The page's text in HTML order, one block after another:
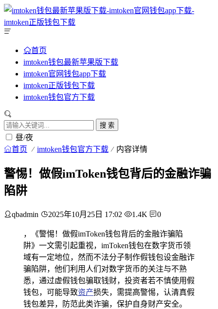
首页
imtoken钱包最新苹果版下载
imtoken官网钱包app下载
imtoken正版钱包下载
imtoken钱包官方下载
搜 索
昼/夜
首页 imtoken钱包官方下载 内容详情
警惕！做假imToken钱包背后的金融诈骗
陷阱
qbadmin 2025年10月25日 17:02 1.4K 0
，《警惕！做假imToken钱包背后的金融诈骗陷
阱》一文需引起重视，imToken钱包在数字货币领
域有一定地位，然而不法分子制作假钱包设金融诈
骗陷阱，他们利用人们对数字货币的关注与不熟
悉，通过虚假钱包骗取钱财，投资者若不慎使用假
钱包，可能导致资产损失，需提高警惕，认清真假
钱包差异，防范此类诈骗，保护自身财产安全。